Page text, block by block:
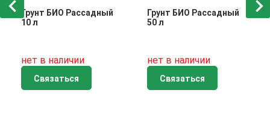
Грунт БИО Рассадный
10 л
нет в наличии
Связаться
Грунт БИО Рассадный
50 л
нет в наличии
Связаться